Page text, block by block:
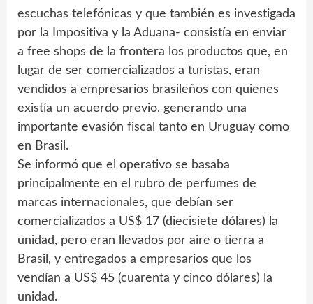
escuchas telefónicas y que también es investigada
por la Impositiva y la Aduana- consistía en enviar
a free shops de la frontera los productos que, en
lugar de ser comercializados a turistas, eran
vendidos a empresarios brasileños con quienes
existía un acuerdo previo, generando una
importante evasión fiscal tanto en Uruguay como
en Brasil.
Se informó que el operativo se basaba
principalmente en el rubro de perfumes de
marcas internacionales, que debían ser
comercializados a US$ 17 (diecisiete dólares) la
unidad, pero eran llevados por aire o tierra a
Brasil, y entregados a empresarios que los
vendían a US$ 45 (cuarenta y cinco dólares) la
unidad.